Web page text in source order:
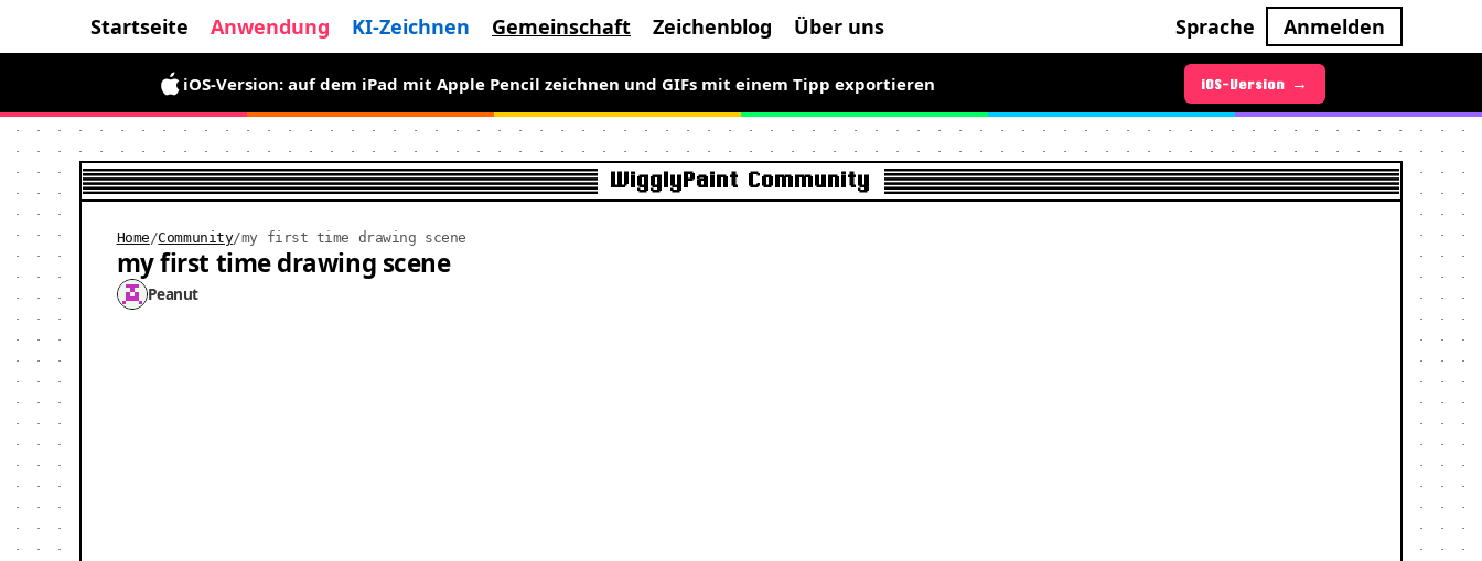
Startseite Anwendung KI-Zeichnen Gemeinschaft Zeichenblog Über uns Sprache Anmelden
Android-Version →
iOS-Version: auf dem iPad mit Apple Pencil zeichnen und GIFs mit einem Tipp exportieren iOS-Version →
WigglyPaint Community
Home /Community/my first time drawing scene
my first time drawing scene
Peanut